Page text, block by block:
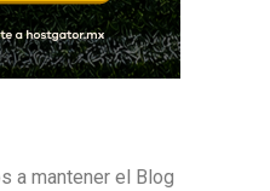
a mantener el Blog